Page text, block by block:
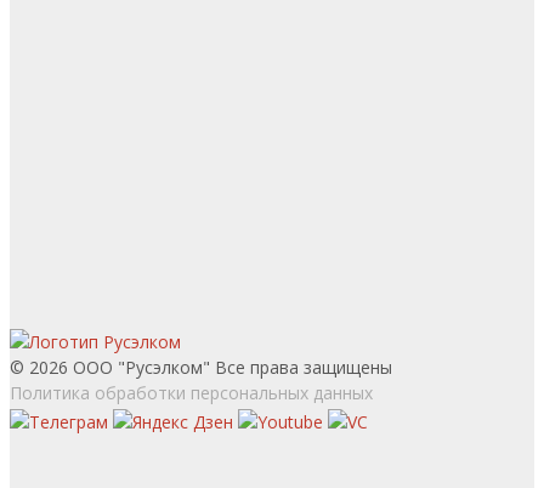
© 2026 ООО "Русэлком" Все права защищены
Политика обработки персональных данных